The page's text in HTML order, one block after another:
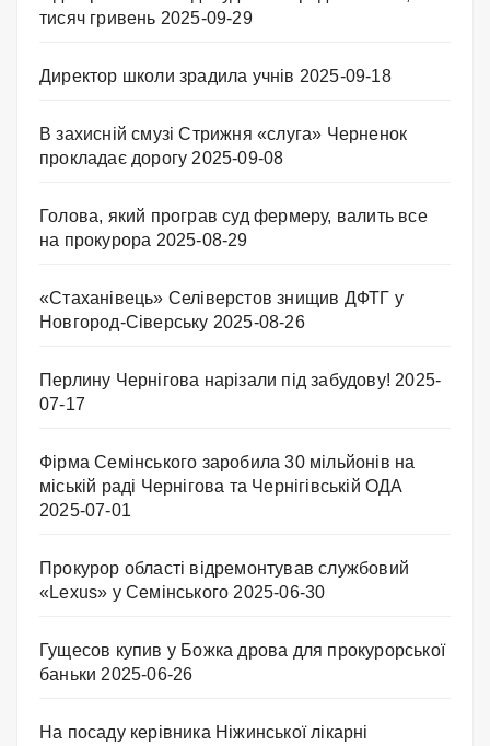
тисяч гривень 2025-09-29
Директор школи зрадила учнів 2025-09-18
В захисній смузі Стрижня «слуга» Черненок
прокладає дорогу 2025-09-08
Голова, який програв суд фермеру, валить все
на прокурора 2025-08-29
«Стаханівець» Селіверстов знищив ДФТГ у
Новгород-Сіверську 2025-08-26
Перлину Чернігова нарізали під забудову! 2025-
07-17
Фірма Семінського заробила 30 мільйонів на
міській раді Чернігова та Чернігівській ОДА
2025-07-01
Прокурор області відремонтував службовий
«Lexus» у Семінського 2025-06-30
Гущесов купив у Божка дрова для прокурорської
баньки 2025-06-26
На посаду керівника Ніжинської лікарні